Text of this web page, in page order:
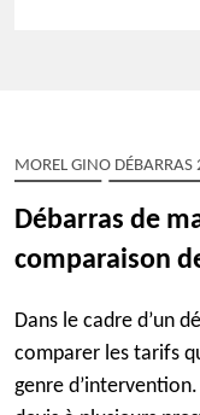
MOREL GINO DÉBARRAS
Débarras de
comparaison
Dans le cadre d’un
comparer les tarifs
genre